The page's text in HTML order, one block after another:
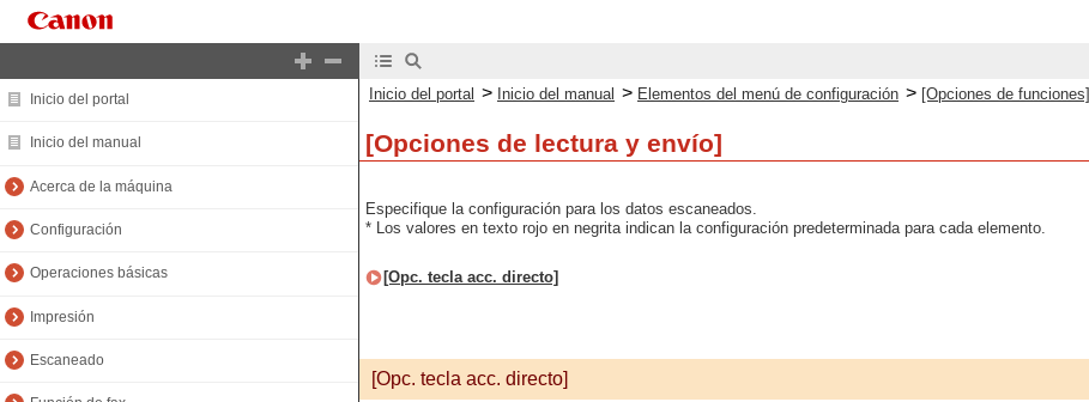
Inicio del portal
Inicio del manual
Acerca de la máquina
Configuración
Operaciones básicas
Impresión
Escaneado
Inicio del portal > Inicio del manual > Elementos del menú de configuración > [Opciones de funciones]
[Opciones de lectura y envío]
Especifique la configuración para los datos escaneados.
* Los valores en texto rojo en negrita indican la configuración predeterminada para cada elemento.
[Opc. tecla acc. directo]
[Opc. tecla acc. directo]